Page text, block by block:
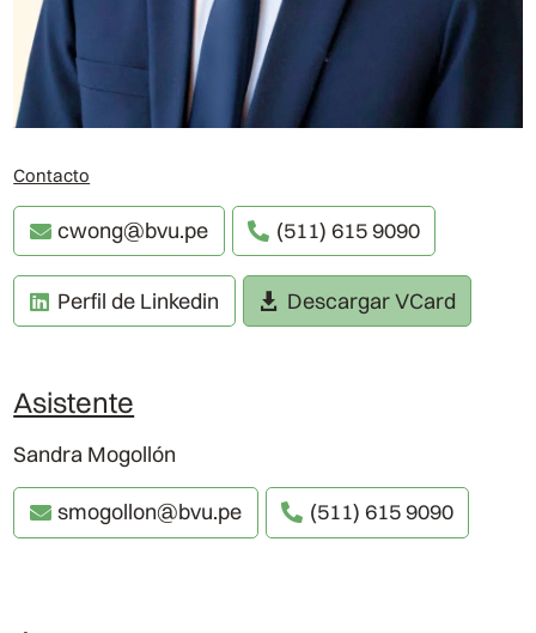
Contacto
cwong@bvu.pe (511) 615 9090
Perfil de Linkedin Descargar VCard
Asistente
Sandra Mogollón
smogollon@bvu.pe (511) 615 9090